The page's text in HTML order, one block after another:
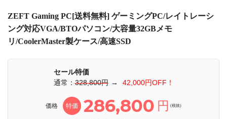
ZEFT Gaming PC[送料無料] ゲーミングPC/レイトレーシ
ング対応VGA/BTOパソコン/大容量32GBメモ
リ/CoolerMaster製ケース/高速SSD
セール特価
通常：328,800円 → 42,000円OFF！
価格 特価 286,800 円 (税抜)